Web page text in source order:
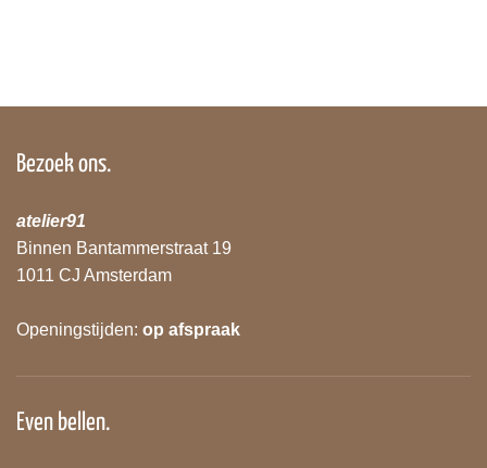
Bezoek ons.
atelier91
Binnen Bantammerstraat 19
1011 CJ Amsterdam
Openingstijden: op afspraak
Even bellen.